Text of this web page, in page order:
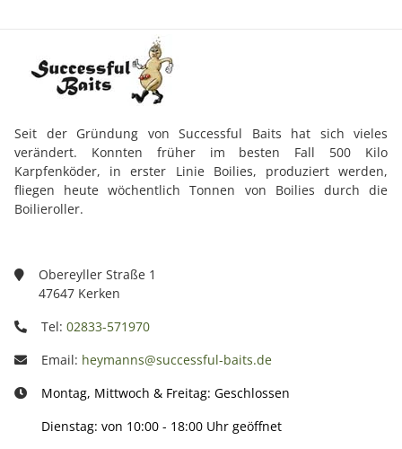
Seit der Gründung von Successful Baits hat sich vieles
verändert. Konnten früher im besten Fall 500 Kilo
Karpfenköder, in erster Linie Boilies, produziert werden,
fliegen heute wöchentlich Tonnen von Boilies durch die
Boilieroller.
Obereyller Straße 1
47647 Kerken
Tel: 02833-571970
Email: heymanns@successful-baits.de
Montag, Mittwoch & Freitag: Geschlossen
Dienstag: von 10:00 - 18:00 Uhr geöffnet